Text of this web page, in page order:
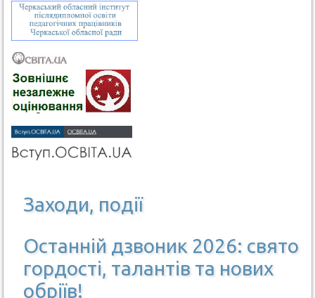
Заходи, події
Останній дзвоник 2026: свято
гордості, талантів та нових
обріїв!